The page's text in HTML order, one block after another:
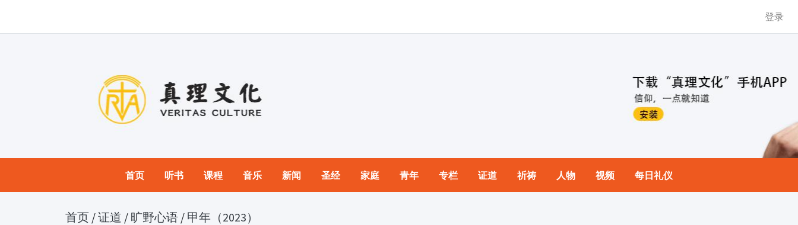
登录
首页 听书 课程 音乐 新闻 圣经 家庭 青年 专栏 证道 祈祷 人物 视频 每日礼仪
首页 /证道 / 旷野心语 / 甲年（2023）